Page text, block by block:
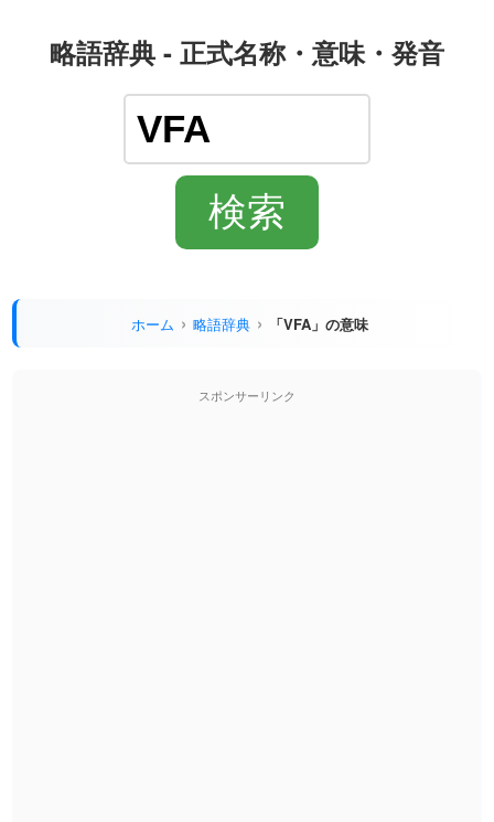
略語辞典 - 正式名称・意味・発音
ホーム 略語辞典 「VFA」の意味
スポンサーリンク